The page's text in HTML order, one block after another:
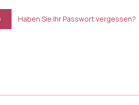
Haben Sie Ihr Passwort vergessen?